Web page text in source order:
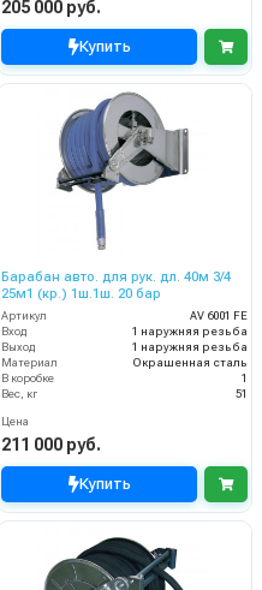
205 000 руб.
Купить
Барабан авто. для рук. дл. 40м 3/4
25м1 (кр.) 1ш.1ш. 20 бар
Артикул
AV 6001 FE
Вход
1 наружняя резьба
Выход
1 наружняя резьба
Материал
Окрашенная сталь
В коробке
1
Вес, кг
51
Цена
211 000 руб.
Купить